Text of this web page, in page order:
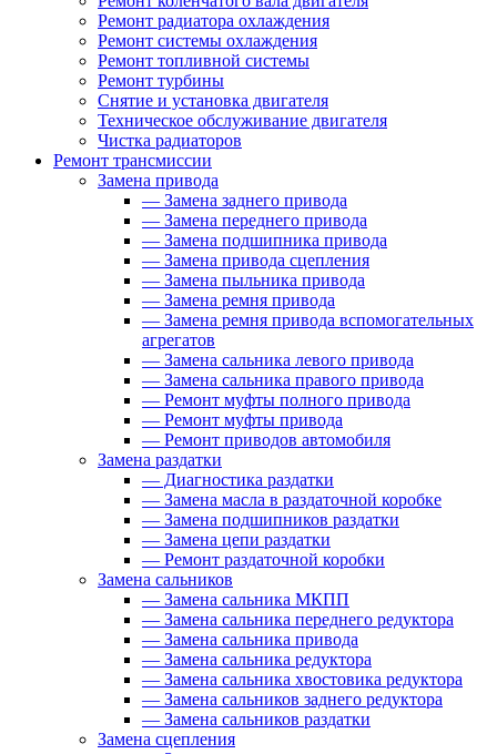
Ремонт радиатора охлаждения
Ремонт системы охлаждения
Ремонт топливной системы
Ремонт турбины
Снятие и установка двигателя
Техническое обслуживание двигателя
Чистка радиаторов
Ремонт трансмиссии
Замена привода
— Замена заднего привода
— Замена переднего привода
— Замена подшипника привода
— Замена привода сцепления
— Замена пыльника привода
— Замена ремня привода
— Замена ремня привода вспомогательных
агрегатов
— Замена сальника левого привода
— Замена сальника правого привода
— Ремонт муфты полного привода
— Ремонт муфты привода
— Ремонт приводов автомобиля
Замена раздатки
— Диагностика раздатки
— Замена масла в раздаточной коробке
— Замена подшипников раздатки
— Замена цепи раздатки
— Ремонт раздаточной коробки
Замена сальников
— Замена сальника МКПП
— Замена сальника переднего редуктора
— Замена сальника привода
— Замена сальника редуктора
— Замена сальника хвостовика редуктора
— Замена сальников заднего редуктора
— Замена сальников раздатки
Замена сцепления